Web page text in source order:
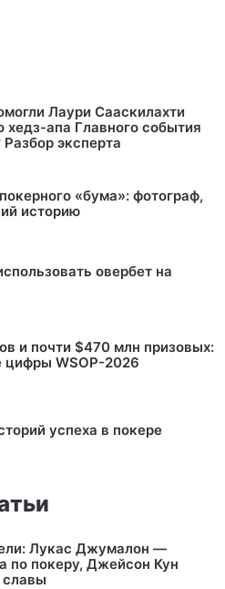
Лаури Сааскилахти
хедз-апа Главного события
эксперта
«бума»: фотограф,
историю
овербет на
и почти $470 млн призовых:
цифры WSOP-2026
успеха в покере
Лукас Джумалон —
по покеру, Джейсон Кун
славы